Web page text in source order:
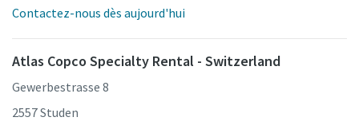
Contactez-nous dès aujourd'hui
Atlas Copco Specialty Rental - Switzerland
Gewerbestrasse 8
2557 Studen